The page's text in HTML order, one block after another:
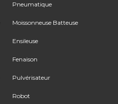
Pneumatique
Moissonneuse Batteuse
Ensileuse
Fenaison
Pulvérisateur
Robot